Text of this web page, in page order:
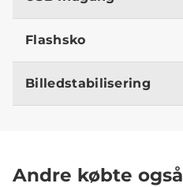
Flashsko
Billedstabilisering
Andre købte også